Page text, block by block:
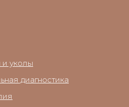
и уколы
диагностика